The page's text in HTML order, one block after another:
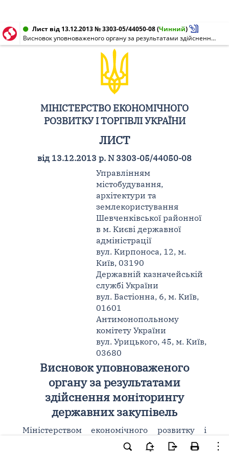
Лист від 13.12.2013 № 3303-05/44050-08(Чинний)
Висновок уповноваженого органу за результатами здійснення моніторингу державних закупівель
МІНІСТЕРСТВО ЕКОНОМІЧНОГО
РОЗВИТКУ І ТОРГІВЛІ УКРАЇНИ
ЛИСТ
від 13.12.2013 р. N 3303-05/44050-08
Управлінням
містобудування,
архітектури та
землекористування
Шевченківської районної
в м. Києві державної
адміністрації
вул. Кирпоноса, 12, м.
Київ, 03190
Державній казначейській
службі України
вул. Бастіонна, 6, м. Київ,
01601
Антимонопольному
комітету України
вул. Урицького, 45, м. Київ,
03680
Висновок уповноваженого
органу за результатами
здійснення моніторингу
державних закупівель
Міністерством економічного розвитку і
торгівлі України (далі - Мінекономрозвитку)
пунктів 3, ,4 5 частини